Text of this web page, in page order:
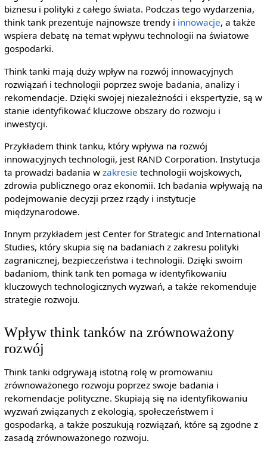
biznesu i polityki z całego świata. Podczas tego wydarzenia,
think tank prezentuje najnowsze trendy i innowacje, a także
wspiera debatę na temat wpływu technologii na światowe
gospodarki.
Think tanki mają duży wpływ na rozwój innowacyjnych
rozwiązań i technologii poprzez swoje badania, analizy i
rekomendacje. Dzięki swojej niezależności i ekspertyzie, są w
stanie identyfikować kluczowe obszary do rozwoju i
inwestycji.
Przykładem think tanku, który wpływa na rozwój
innowacyjnych technologii, jest RAND Corporation. Instytucja
ta prowadzi badania w zakresie technologii wojskowych,
zdrowia publicznego oraz ekonomii. Ich badania wpływają na
podejmowanie decyzji przez rządy i instytucje
międzynarodowe.
Innym przykładem jest Center for Strategic and International
Studies, który skupia się na badaniach z zakresu polityki
zagranicznej, bezpieczeństwa i technologii. Dzięki swoim
badaniom, think tank ten pomaga w identyfikowaniu
kluczowych technologicznych wyzwań, a także rekomenduje
strategie rozwoju.
Wpływ think tanków na zrównoważony
rozwój
Think tanki odgrywają istotną rolę w promowaniu
zrównoważonego rozwoju poprzez swoje badania i
rekomendacje polityczne. Skupiają się na identyfikowaniu
wyzwań związanych z ekologią, społeczeństwem i
gospodarką, a także poszukują rozwiązań, które są zgodne z
zasadą zrównoważonego rozwoju.